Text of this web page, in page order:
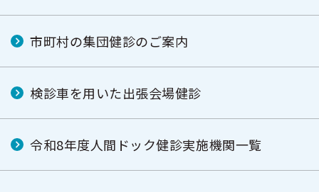
市町村の集団健診のご案内
検診車を用いた出張会場健診
令和8年度人間ドック健診実施機関一覧